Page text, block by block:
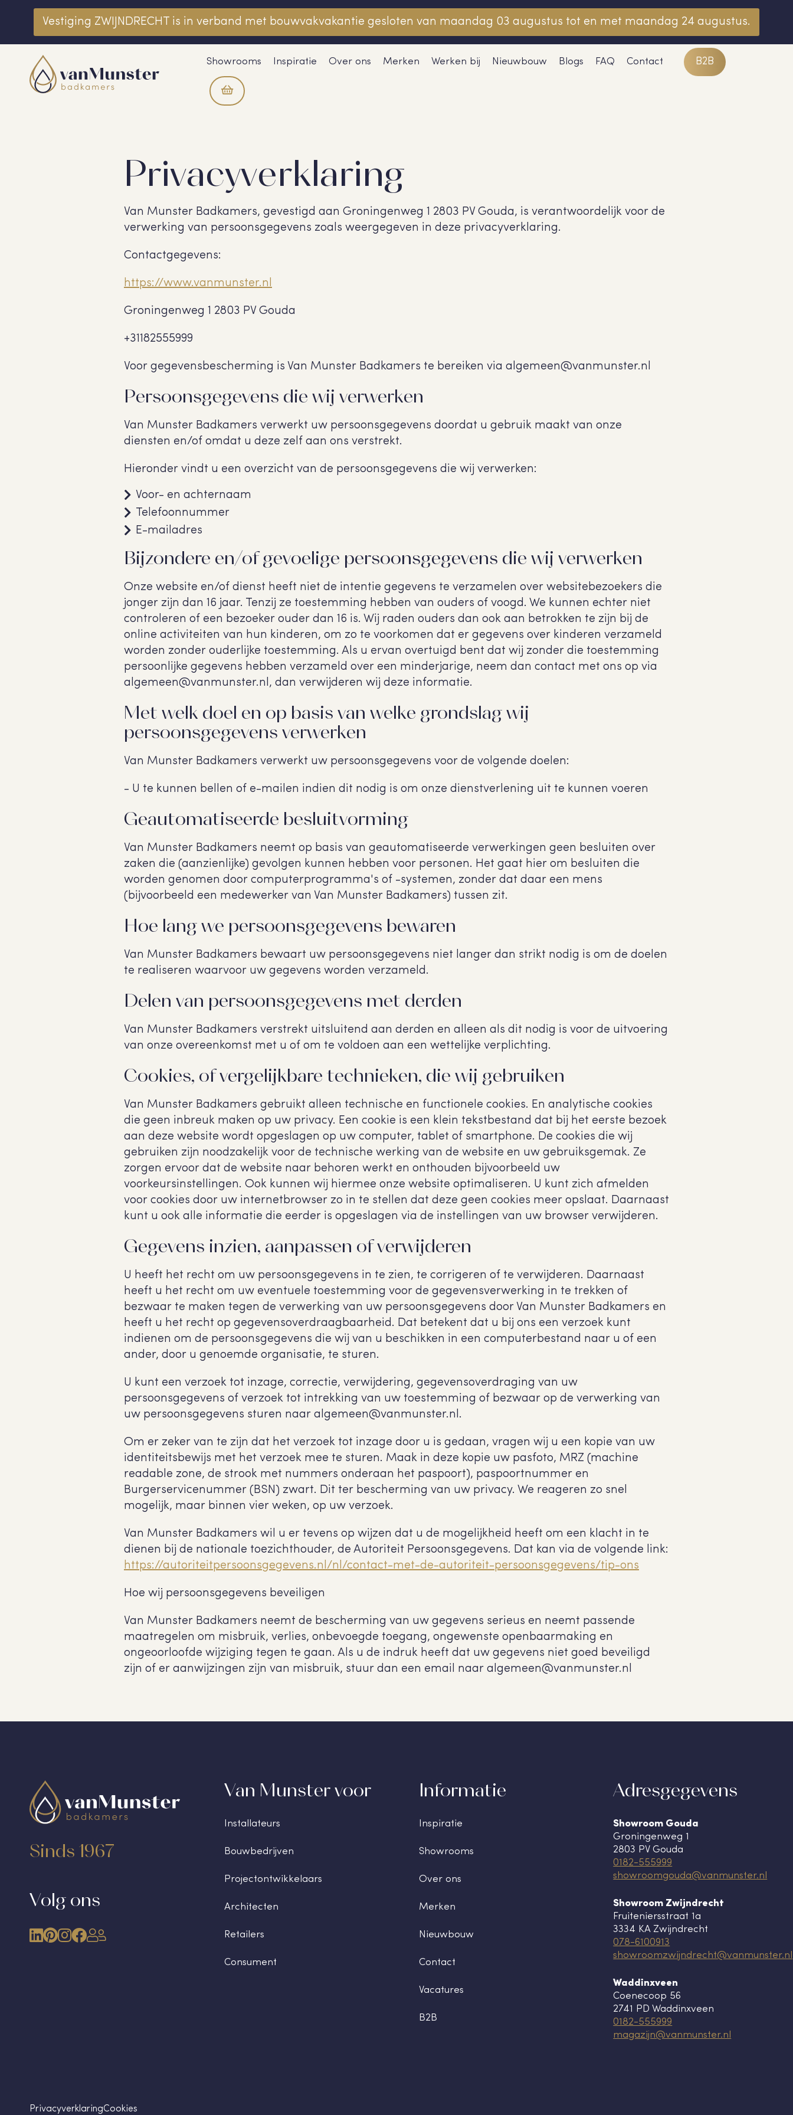
Vestiging ZWIJNDRECHT is in verband met bouwvakvakantie gesloten van maandag 03 augustus tot en met maandag 24 augustus.
Showrooms Inspiratie Over ons Merken Werken bij Nieuwbouw Blogs FAQ Contact B2B
Privacyverklaring
Van Munster Badkamers, gevestigd aan Groningenweg 1 2803 PV Gouda, is verantwoordelijk voor de
verwerking van persoonsgegevens zoals weergegeven in deze privacyverklaring.
Contactgegevens:
https://www.vanmunster.nl
Groningenweg 1 2803 PV Gouda
+31182555999
Voor gegevensbescherming is Van Munster Badkamers te bereiken via algemeen@vanmunster.nl
Persoonsgegevens die wij verwerken
Van Munster Badkamers verwerkt uw persoonsgegevens doordat u gebruik maakt van onze
diensten en/of omdat u deze zelf aan ons verstrekt.
Hieronder vindt u een overzicht van de persoonsgegevens die wij verwerken:
Voor- en achternaam
Telefoonnummer
E-mailadres
Bijzondere en/of gevoelige persoonsgegevens die wij verwerken
Onze website en/of dienst heeft niet de intentie gegevens te verzamelen over websitebezoekers die
jonger zijn dan 16 jaar. Tenzij ze toestemming hebben van ouders of voogd. We kunnen echter niet
controleren of een bezoeker ouder dan 16 is. Wij raden ouders dan ook aan betrokken te zijn bij de
online activiteiten van hun kinderen, om zo te voorkomen dat er gegevens over kinderen verzameld
worden zonder ouderlijke toestemming. Als u ervan overtuigd bent dat wij zonder die toestemming
persoonlijke gegevens hebben verzameld over een minderjarige, neem dan contact met ons op via
algemeen@vanmunster.nl, dan verwijderen wij deze informatie.
Met welk doel en op basis van welke grondslag wij
persoonsgegevens verwerken
Van Munster Badkamers verwerkt uw persoonsgegevens voor de volgende doelen:
- U te kunnen bellen of e-mailen indien dit nodig is om onze dienstverlening uit te kunnen voeren
Geautomatiseerde besluitvorming
Van Munster Badkamers neemt op basis van geautomatiseerde verwerkingen geen besluiten over
zaken die (aanzienlijke) gevolgen kunnen hebben voor personen. Het gaat hier om besluiten die
worden genomen door computerprogramma's of -systemen, zonder dat daar een mens
(bijvoorbeeld een medewerker van Van Munster Badkamers) tussen zit.
Hoe lang we persoonsgegevens bewaren
Van Munster Badkamers bewaart uw persoonsgegevens niet langer dan strikt nodig is om de doelen
te realiseren waarvoor uw gegevens worden verzameld.
Delen van persoonsgegevens met derden
Van Munster Badkamers verstrekt uitsluitend aan derden en alleen als dit nodig is voor de uitvoering
van onze overeenkomst met u of om te voldoen aan een wettelijke verplichting.
Cookies, of vergelijkbare technieken, die wij gebruiken
Van Munster Badkamers gebruikt alleen technische en functionele cookies. En analytische cookies
die geen inbreuk maken op uw privacy. Een cookie is een klein tekstbestand dat bij het eerste bezoek
aan deze website wordt opgeslagen op uw computer, tablet of smartphone. De cookies die wij
gebruiken zijn noodzakelijk voor de technische werking van de website en uw gebruiksgemak. Ze
zorgen ervoor dat de website naar behoren werkt en onthouden bijvoorbeeld uw
voorkeursinstellingen. Ook kunnen wij hiermee onze website optimaliseren. U kunt zich afmelden
voor cookies door uw internetbrowser zo in te stellen dat deze geen cookies meer opslaat. Daarnaast
kunt u ook alle informatie die eerder is opgeslagen via de instellingen van uw browser verwijderen.
Gegevens inzien, aanpassen of verwijderen
U heeft het recht om uw persoonsgegevens in te zien, te corrigeren of te verwijderen. Daarnaast
heeft u het recht om uw eventuele toestemming voor de gegevensverwerking in te trekken of
bezwaar te maken tegen de verwerking van uw persoonsgegevens door Van Munster Badkamers en
heeft u het recht op gegevensoverdraagbaarheid. Dat betekent dat u bij ons een verzoek kunt
indienen om de persoonsgegevens die wij van u beschikken in een computerbestand naar u of een
ander, door u genoemde organisatie, te sturen.
U kunt een verzoek tot inzage, correctie, verwijdering, gegevensoverdraging van uw
persoonsgegevens of verzoek tot intrekking van uw toestemming of bezwaar op de verwerking van
uw persoonsgegevens sturen naar algemeen@vanmunster.nl.
Om er zeker van te zijn dat het verzoek tot inzage door u is gedaan, vragen wij u een kopie van uw
identiteitsbewijs met het verzoek mee te sturen. Maak in deze kopie uw pasfoto, MRZ (machine
readable zone, de strook met nummers onderaan het paspoort), paspoortnummer en
Burgerservicenummer (BSN) zwart. Dit ter bescherming van uw privacy. We reageren zo snel
mogelijk, maar binnen vier weken, op uw verzoek.
Van Munster Badkamers wil u er tevens op wijzen dat u de mogelijkheid heeft om een klacht in te
dienen bij de nationale toezichthouder, de Autoriteit Persoonsgegevens. Dat kan via de volgende link:
https://autoriteitpersoonsgegevens.nl/nl/contact-met-de-autoriteit-persoonsgegevens/tip-ons
Hoe wij persoonsgegevens beveiligen
Van Munster Badkamers neemt de bescherming van uw gegevens serieus en neemt passende
maatregelen om misbruik, verlies, onbevoegde toegang, ongewenste openbaarmaking en
ongeoorloofde wijziging tegen te gaan. Als u de indruk heeft dat uw gegevens niet goed beveiligd
zijn of er aanwijzingen zijn van misbruik, stuur dan een email naar algemeen@vanmunster.nl
Sinds 1967
Volg ons
Van Munster voor
Installateurs
Bouwbedrijven
Projectontwikkelaars
Architecten
Retailers
Consument
Informatie
Inspiratie
Showrooms
Over ons
Merken
Nieuwbouw
Contact
Vacatures
B2B
Adresgegevens
Showroom Gouda
Groningenweg 1
2803 PV Gouda
0182-555999
showroomgouda@vanmunster.nl
Showroom Zwijndrecht
Fruiteniersstraat 1a
3334 KA Zwijndrecht
078-6100913
showroomzwijndrecht@vanmunster.nl
Waddinxveen
Coenecoop 56
2741 PD Waddinxveen
0182-555999
magazijn@vanmunster.nl
PrivacyverklaringCookies